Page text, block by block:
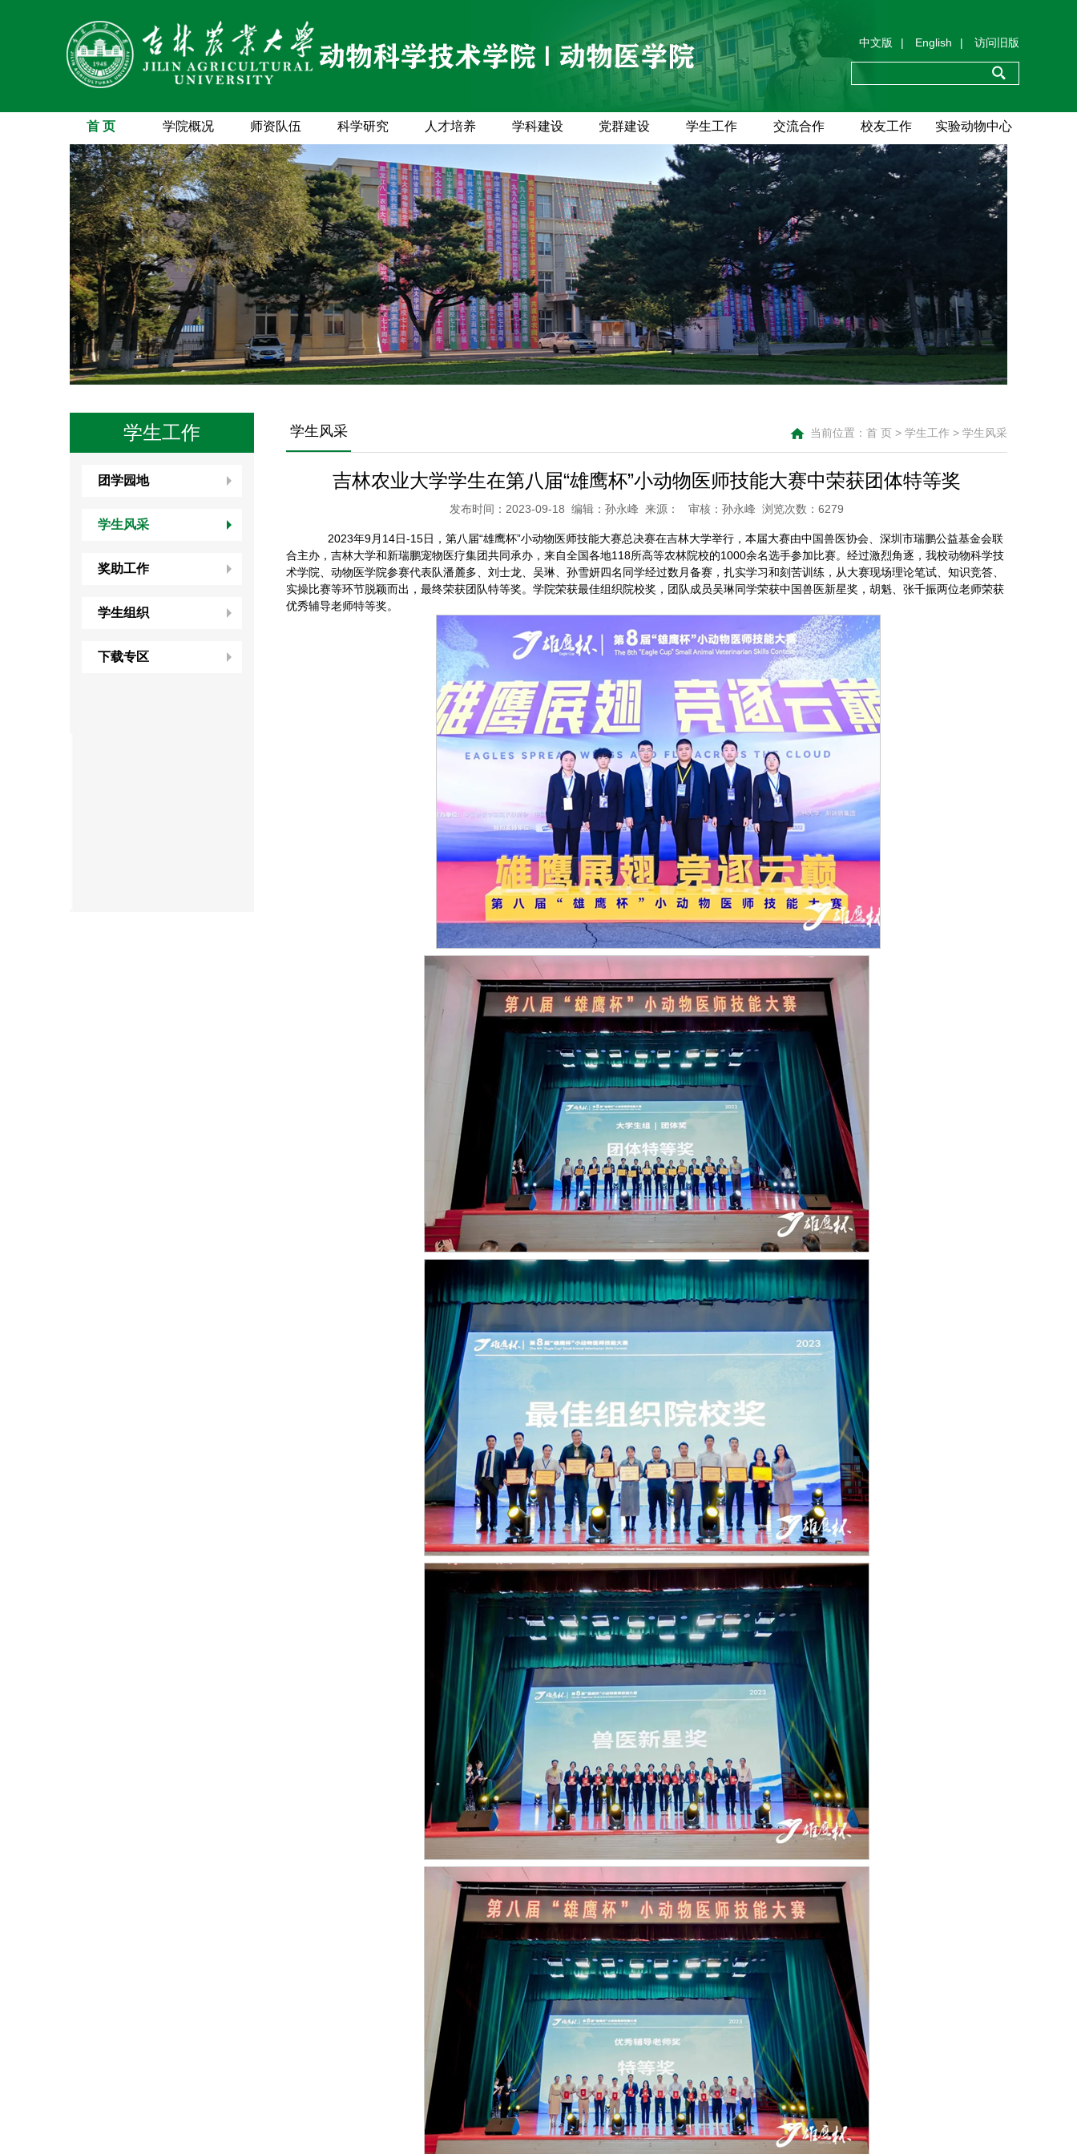
中文版 | English | 访问旧版
首 页 学院概况 师资队伍 科学研究 人才培养 学科建设 党群建设 学生工作 交流合作 校友工作 实验动物中心
学生工作
团学园地
学生风采
奖助工作
学生组织
下载专区
学生风采 当前位置： 首 页 > 学生工作 > 学生风采
吉林农业大学学生在第八届“雄鹰杯”小动物医师技能大赛中荣获团体特等奖
发布时间：2023-09-18 编辑：孙永峰 来源： 审核：孙永峰 浏览次数：6279
2023年9月14日-15日，第八届“雄鹰杯”小动物医师技能大赛总决赛在吉林大学举行，本届大赛由中国兽医协会、深圳市瑞鹏公益基金会联
合主办，吉林大学和新瑞鹏宠物医疗集团共同承办，来自全国各地118所高等农林院校的1000余名选手参加比赛。经过激烈角逐，我校动物科学技
术学院、动物医学院参赛代表队潘麓多、刘士龙、吴琳、孙雪妍四名同学经过数月备赛，扎实学习和刻苦训练，从大赛现场理论笔试、知识竞答、
实操比赛等环节脱颖而出，最终荣获团队特等奖。学院荣获最佳组织院校奖，团队成员吴琳同学荣获中国兽医新星奖，胡魁、张千振两位老师荣获
优秀辅导老师特等奖。